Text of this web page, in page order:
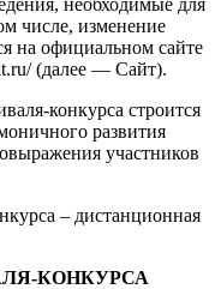
необходимые для
числе, изменение
на официальном сайте
(далее — Сайт).
конкурса строится
развития
участников
– дистанционная
КОНКУРСА